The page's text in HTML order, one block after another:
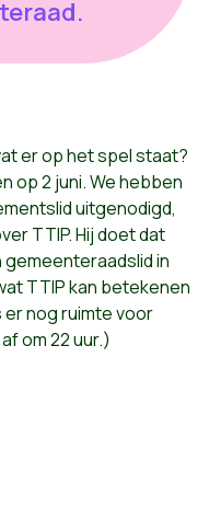
er op het spel staat?
op 2 juni. We hebben
uitgenodigd,
TTIP. Hij doet dat
gemeenteraadslid in
TTIP kan betekenen
er nog ruimte voor
om 22 uur.)